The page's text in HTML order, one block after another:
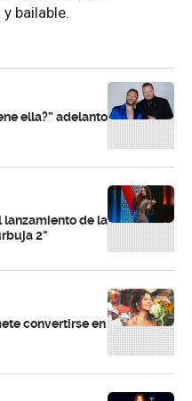
bailable.
ella?” adelanto
lanzamiento de la
2"
convertirse en